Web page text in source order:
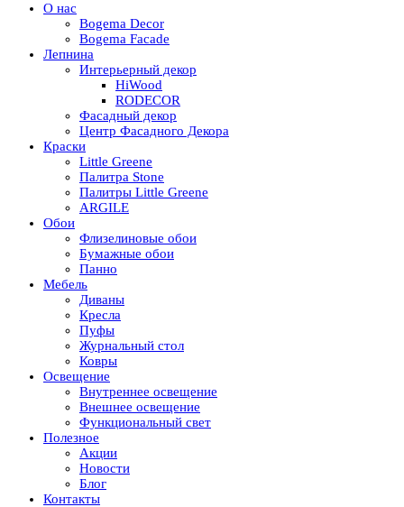
О нас
Bogema Decor
Bogema Facade
Лепнина
Интерьерный декор
HiWood
RODECOR
Фасадный декор
Центр Фасадного Декора
Краски
Little Greene
Палитра Stone
Палитры Little Greene
ARGILE
Обои
Флизелиновые обои
Бумажные обои
Панно
Мебель
Диваны
Кресла
Пуфы
Журнальный стол
Ковры
Освещение
Внутреннее освещение
Внешнее освещение
Функциональный свет
Полезное
Акции
Новости
Блог
Контакты